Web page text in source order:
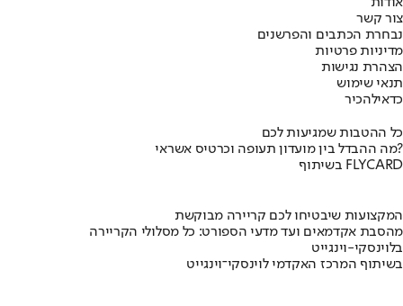
צור קשר
נבחרת הכתבים והפרשנים
מדיניות פרטיות
הצהרת נגישות
תנאי שימוש
כדאילהכיר
כל ההטבות שמגיעות לכם
מה ההבדל בין מועדון תעופה וכרטיס אשראי?
בשיתוף FLYCARD
המקצועות שיבטיחו לכם קריירה מבוקשת
מהסבת אקדמאים ועד מדעי הספורט: כל מסלולי הקריירה
בלוינסקי-וינגייט
בשיתוף המרכז האקדמי לוינסקי־וינגייט